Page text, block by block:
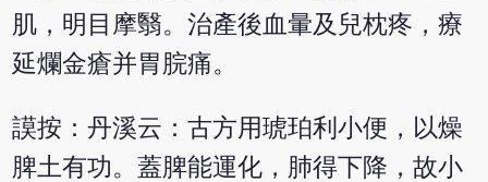
肌，明目摩翳。治產後血暈及兒枕疼，療
延爛金瘡并胃脘痛。
謨按：丹溪云：古方用琥珀利小便，以燥
脾土有功。蓋脾能運化，肺得下降，故小